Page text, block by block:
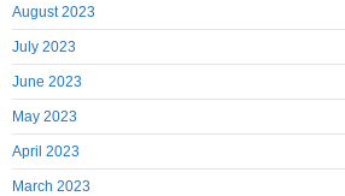
August 2023
July 2023
June 2023
May 2023
April 2023
March 2023